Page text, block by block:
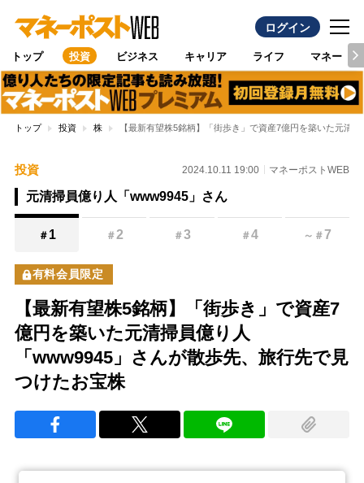
ログイン
トップ 投資 ビジネス キャリア ライフ マネー
トップ 投資 株 【最新有望株5銘柄】「街歩き」で資産7億円を築いた元清
投資 2024.10.11 19:00 マネーポストWEB
元清掃員億り人「www9945」さん
＃ 1 ＃2 ＃3 ＃4 ～ ＃7
有料会員限定
【最新有望株5銘柄】「街歩き」で資産7
億円を築いた元清掃員億り人
「www9945」さんが散歩先、旅行先で見
つけたお宝株